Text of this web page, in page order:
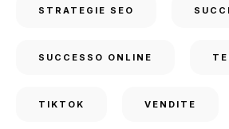
STRATEGIE SEO
SUCCESSO ONLINE
TIKTOK VENDITE